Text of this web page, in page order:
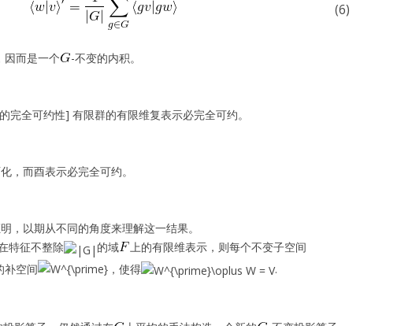
(6)
因而是一个
-不变的内积。
全可约性] 有限群的有限维复表示必完全可约。
，而酉表示必完全可约。
，以期从不同的角度来理解这一结果。
特征不整除 的域
上的有限维表示，则每个不变子空间
补空间
，使得
.